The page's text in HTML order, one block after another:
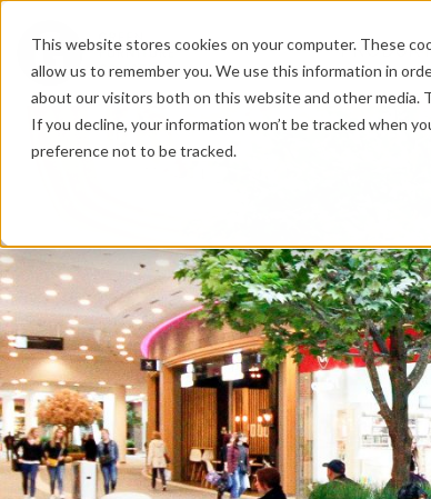
This website stores cookies on your computer. These
allow us to remember you. We use this information in
about our visitors both on this website and other media.
If you decline, your information won’t be tracked when
preference not to be tracked.